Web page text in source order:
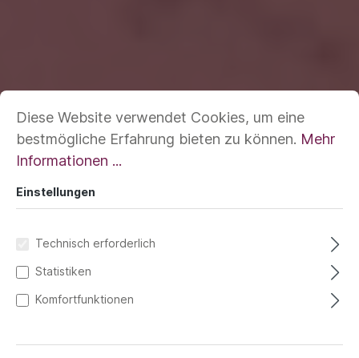
Diese Website verwendet Cookies, um eine
bestmögliche Erfahrung bieten zu können. Mehr
Informationen ...
Einstellungen
Technisch erforderlich
Statistiken
Komfortfunktionen